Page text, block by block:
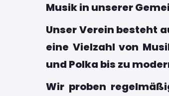
Musik in unserer
Unser Verein besteht
eine Vielzahl von
und Polka bis zu
Wir proben